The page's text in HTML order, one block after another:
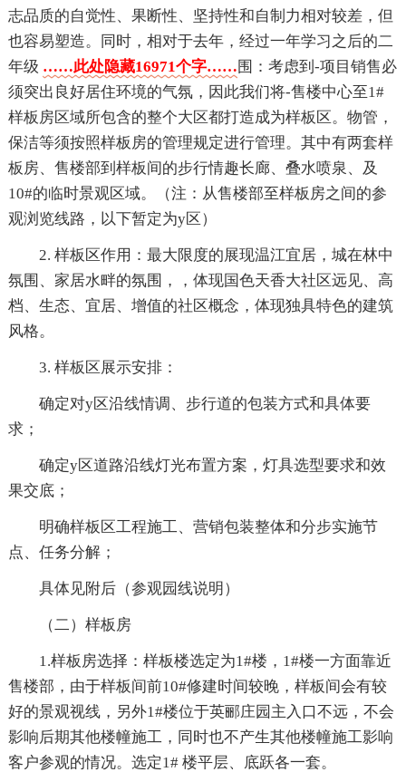
志品质的自觉性、果断性、坚持性和自制力相对较差，但
也容易塑造。同时，相对于去年，经过一年学习之后的二
年级 ……此处隐藏16971个字……围：考虑到-项目销售必
须突出良好居住环境的气氛，因此我们将-售楼中心至1#
样板房区域所包含的整个大区都打造成为样板区。物管，
保洁等须按照样板房的管理规定进行管理。其中有两套样
板房、售楼部到样板间的步行情趣长廊、叠水喷泉、及
10#的临时景观区域。（注：从售楼部至样板房之间的参
观浏览线路，以下暂定为y区）
2. 样板区作用：最大限度的展现温江宜居，城在林中
氛围、家居水畔的氛围，，体现国色天香大社区远见、高
档、生态、宜居、增值的社区概念，体现独具特色的建筑
风格。
3. 样板区展示安排：
确定对y区沿线情调、步行道的包装方式和具体要
求；
确定y区道路沿线灯光布置方案，灯具选型要求和效
果交底；
明确样板区工程施工、营销包装整体和分步实施节
点、任务分解；
具体见附后（参观园线说明）
（二）样板房
1.样板房选择：样板楼选定为1#楼，1#楼一方面靠近
售楼部，由于样板间前10#修建时间较晚，样板间会有较
好的景观视线，另外1#楼位于英郦庄园主入口不远，不会
影响后期其他楼幢施工，同时也不产生其他楼幢施工影响
客户参观的情况。选定1# 楼平层、底跃各一套。